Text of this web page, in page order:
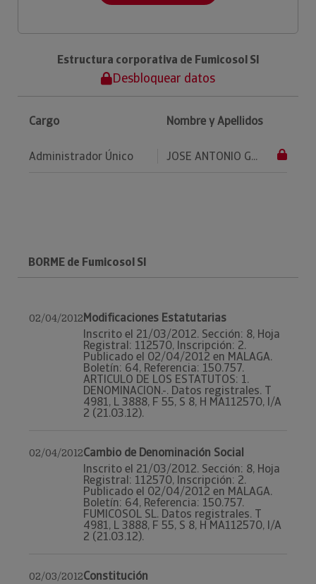
Estructura corporativa de Fumicosol Sl
Desbloquear datos
Cargo Nombre y Apellidos
Administrador Único JOSE ANTONIO G...
BORME de Fumicosol Sl
02/04/2012Modificaciones Estatutarias
Inscrito el 21/03/2012. Sección: 8, Hoja
Registral: 112570, Inscripción: 2.
Publicado el 02/04/2012 en MALAGA.
Boletín: 64, Referencia: 150.757.
ARTICULO DE LOS ESTATUTOS: 1.
DENOMINACION.-. Datos registrales. T
4981, L 3888, F 55, S 8, H MA112570, I/A
2 (21.03.12).
02/04/2012Cambio de Denominación Social
Inscrito el 21/03/2012. Sección: 8, Hoja
Registral: 112570, Inscripción: 2.
Publicado el 02/04/2012 en MALAGA.
Boletín: 64, Referencia: 150.757.
FUMICOSOL SL. Datos registrales. T
4981, L 3888, F 55, S 8, H MA112570, I/A
2 (21.03.12).
02/03/2012Constitución